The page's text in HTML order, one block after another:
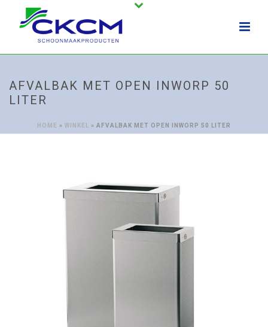
AFVALBAK MET OPEN INWORP 50
LITER
HOME » WINKEL » AFVALBAK MET OPEN INWORP 50 LITER